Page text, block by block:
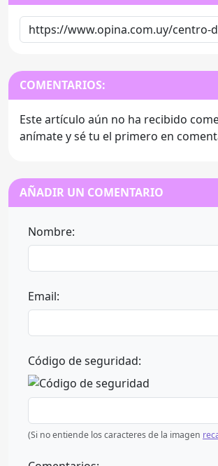
COMENTARIOS:
Este artículo aún no ha recibido
anímate y sé tu el primero en
AÑADIR UN COMENTARIO
Nombre:
Email:
Código de seguridad:
(Si no entiende los caracteres de la imagen